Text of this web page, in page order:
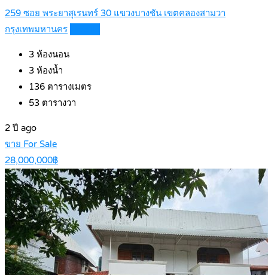
259 ซอย พระยาสุเรนทร์ 30 แขวงบางชัน เขตคลองสามวา
กรุงเทพมหานคร
3 ห้องนอน
3 ห้องน้ำ
136 ตารางเมตร
53 ตารางวา
2 ปี ago
ขาย For Sale
28,000,000฿